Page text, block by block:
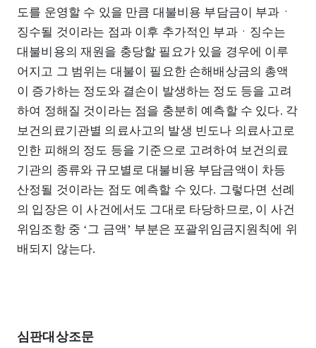
도를 운영할 수 있을 만큼 대불비용 부담금이 부과ㆍ
징수될 것이라는 점과 이후 추가적인 부과ㆍ징수는
대불비용의 재원을 충당할 필요가 있을 경우에 이루
어지고 그 범위는 대불이 필요한 손해배상금의 총액
이 증가하는 정도와 결손이 발생하는 정도 등을 고려
하여 정해질 것이라는 점을 충분히 예측할 수 있다. 각
보건의료기관별 의료사고의 발생 빈도나 의료사고로
인한 피해의 정도 등을 기준으로 고려하여 보건의료
기관의 종류와 규모별로 대불비용 부담금액이 차등
산정될 것이라는 점도 예측할 수 있다. 그렇다면 선례
의 입장은 이 사건에서도 그대로 타당하므로, 이 사건
위임조항 중 ‘그 금액’ 부분은 포괄위임금지원칙에 위
배되지 않는다.
심판대상조문